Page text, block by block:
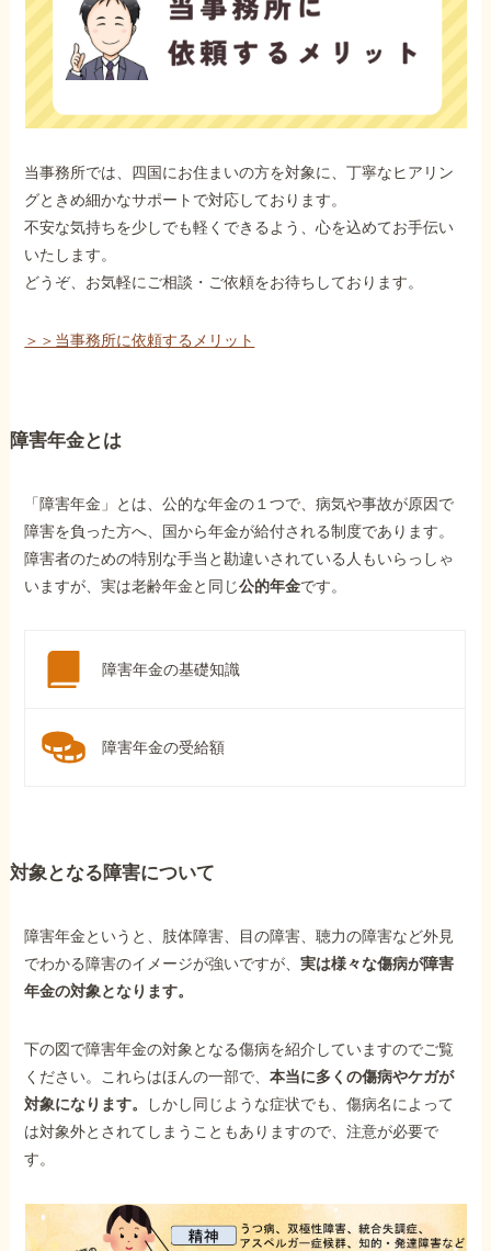
当事務所では、四国にお住まいの方を対象に、丁寧なヒアリン
グときめ細かなサポートで対応しております。
不安な気持ちを少しでも軽くできるよう、心を込めてお手伝い
いたします。
どうぞ、お気軽にご相談・ご依頼をお待ちしております。
＞＞当事務所に依頼するメリット
障害年金とは
「障害年金」とは、公的な年金の１つで、病気や事故が原因で
障害を負った方へ、国から年金が給付される制度であります。
障害者のための特別な手当と勘違いされている人もいらっしゃ
いますが、実は老齢年金と同じ公的年金です。
障害年金の基礎知識
障害年金の受給額
対象となる障害について
障害年金というと、肢体障害、目の障害、聴力の障害など外見
でわかる障害のイメージが強いですが、実は様々な傷病が障害
年金の対象となります。
下の図で障害年金の対象となる傷病を紹介していますのでご覧
ください。これらはほんの一部で、本当に多くの傷病やケガが
対象になります。
しかし同じような症状でも、傷病名によって
は対象外とされてしまうこともありますので、注意が必要で
す。